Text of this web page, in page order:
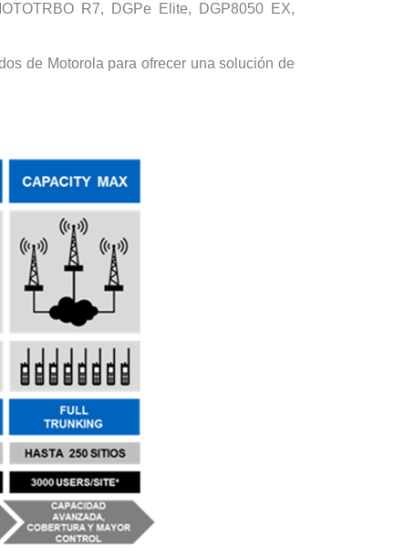
R7, DGPe Elite, DGP8050 EX,
de Motorola para ofrecer una solución de